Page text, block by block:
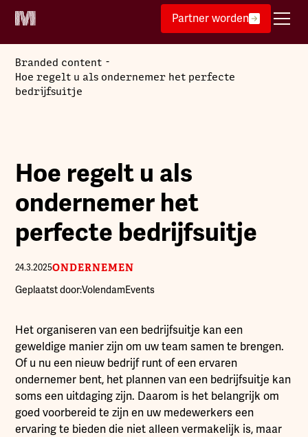
Partner worden
Branded content -
Hoe regelt u als ondernemer het perfecte
bedrijfsuitje
Hoe regelt u als
ondernemer het
perfecte bedrijfsuitje
24.3.2025ONDERNEMEN
Geplaatst door:VolendamEvents
Het organiseren van een bedrijfsuitje kan een
geweldige manier zijn om uw team samen te brengen.
Of u nu een nieuw bedrijf runt of een ervaren
ondernemer bent, het plannen van een bedrijfsuitje kan
soms een uitdaging zijn. Daarom is het belangrijk om
goed voorbereid te zijn en uw medewerkers een
ervaring te bieden die niet alleen vermakelijk is, maar